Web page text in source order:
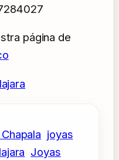
página de
joyas
Joyas